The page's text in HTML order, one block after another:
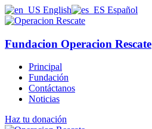
English Español
Fundacion Operacion Rescate
Principal
Fundación
Contáctanos
Noticias
Haz tu donación